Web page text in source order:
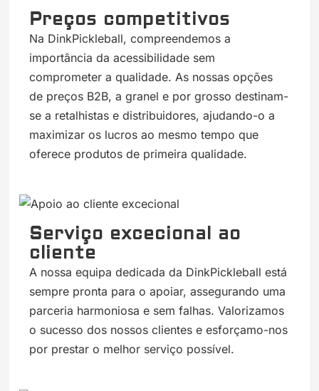
Preços competitivos
Na DinkPickleball, compreendemos a
importância da acessibilidade sem
comprometer a qualidade. As nossas opções
de preços B2B, a granel e por grosso destinam-
se a retalhistas e distribuidores, ajudando-o a
maximizar os lucros ao mesmo tempo que
oferece produtos de primeira qualidade.
Serviço excecional ao
cliente
A nossa equipa dedicada da DinkPickleball está
sempre pronta para o apoiar, assegurando uma
parceria harmoniosa e sem falhas. Valorizamos
o sucesso dos nossos clientes e esforçamo-nos
por prestar o melhor serviço possível.